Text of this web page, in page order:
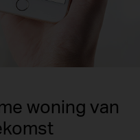
woning van